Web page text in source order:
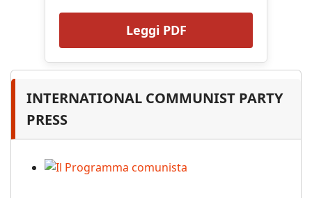
Leggi PDF
INTERNATIONAL COMMUNIST PARTY
PRESS